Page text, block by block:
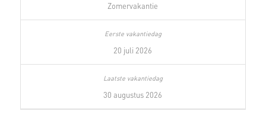
Zomervakantie
20 juli 2026
30 augustus 2026